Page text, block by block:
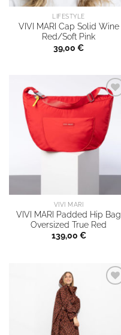
LIFESTYLE
VIVI MARI Cap Solid Wine
Red/Soft Pink
39,00 €
VIVI MARI
VIVI MARI Padded Hip Bag
Oversized True Red
139,00 €